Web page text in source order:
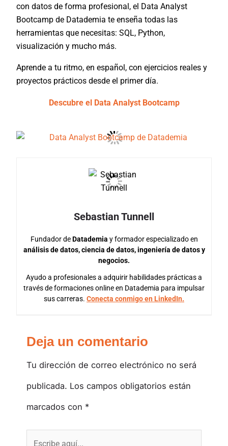
con datos de forma profesional, el Data Analyst
Bootcamp de Datademia te enseña todas las
herramientas que necesitas: SQL, Python,
visualización y mucho más.
Aprende a tu ritmo, en español, con ejercicios reales y
proyectos prácticos desde el primer día.
Descubre el Data Analyst Bootcamp
Sebastian Tunnell
Fundador deDatademia y formador especializado en
análisis de datos, ciencia de datos, ingeniería de datos y
negocios.
Ayudo a profesionales a adquirir habilidades prácticas a
través de formaciones online en Datademia para impulsar
sus carreras. Conecta conmigo en LinkedIn.
Deja un comentario
Tu dirección de correo electrónico no será
publicada. Los campos obligatorios están
marcados con *